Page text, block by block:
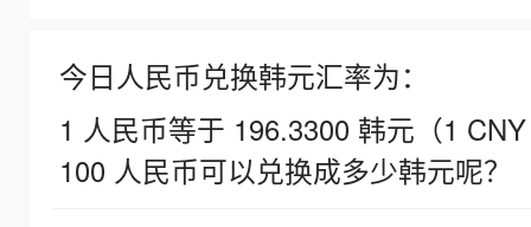
今日人民币兑换韩元汇率为：
1 人民币等于 196.3300 韩元（1
100 人民币可以兑换成多少韩元呢？